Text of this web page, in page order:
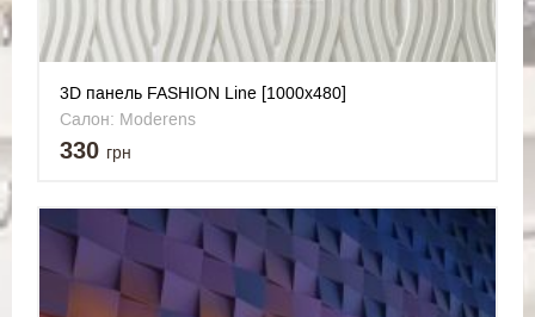
3D панель FASHION Line [1000х480]
Салон: Moderens
330 грн